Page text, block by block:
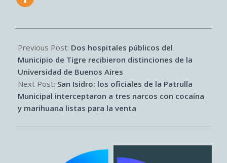
07-
01
Previous Post: Dos hospitales públicos del
Municipio de Tigre recibieron distinciones de la
Universidad de Buenos Aires
Next Post: San Isidro: los oficiales de la Patrulla
Municipal interceptaron a tres narcos con cocaína
y marihuana listas para la venta